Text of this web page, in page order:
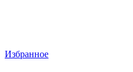
Избранное